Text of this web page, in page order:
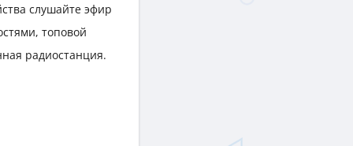
слушайте эфир
топовой
радиостанция.